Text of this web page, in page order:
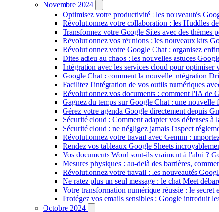
Novembre 2024
Optimisez votre productivité : les nouveautés
Révolutionnez votre collaboration : les Huddles
Transformez votre Google Sites avec des thèmes
Révolutionnez vos réunions : les nouveaux kits
Révolutionnez votre Google Chat : organisez
Dites adieu au chaos : les nouvelles astuces
Intégration avec les services cloud pour optimiser
Google Chat : comment la nouvelle intégration
Facilitez l'intégration de vos outils numériques
Révolutionnez vos documents : comment l'IA de
Gagnez du temps sur Google Chat : une nouvelle
Gérez votre agenda Google directement depuis
Sécurité cloud : Comment adapter vos défenses à
Sécurité cloud : ne négligez jamais l'aspect
Révolutionnez votre travail avec Gemini :
Rendez vos tableaux Google Sheets
Vos documents Word sont-ils vraiment à l'abri ?
Mesures physiques : au-delà des barrières,
Révolutionnez votre travail : les nouveautés
Ne ratez plus un seul message : le chat Meet
Votre transformation numérique réussie : le secret
Protégez vos emails sensibles : Google introduit
Octobre 2024